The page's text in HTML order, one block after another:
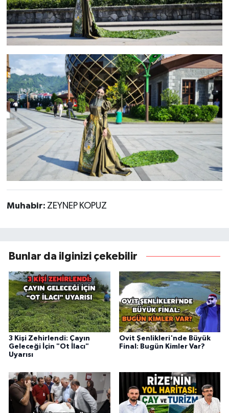
Muhabir: ZEYNEP KOPUZ
Bunlar da ilginizi çekebilir
3 Kişi Zehirlendi: Çayın
Geleceği İçin "Ot İlacı"
Uyarısı
Ovit Şenlikleri'nde Büyük
Final: Bugün Kimler Var?